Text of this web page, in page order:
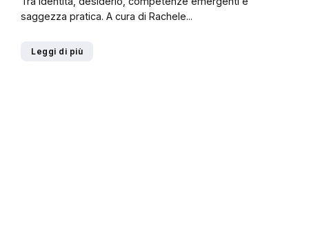
saggezza pratica. A cura di Rachele...
Leggi di più